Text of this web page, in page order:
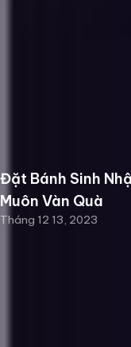
Đặt Bánh Sinh
Muôn Vàn Quà
Tháng 12 13, 2023